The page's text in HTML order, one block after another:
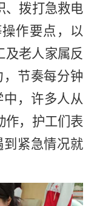
、拨打急救电
作要点，以
及老人家属反
节奏每分钟
，许多人从
作，护工们表
到紧急情况就